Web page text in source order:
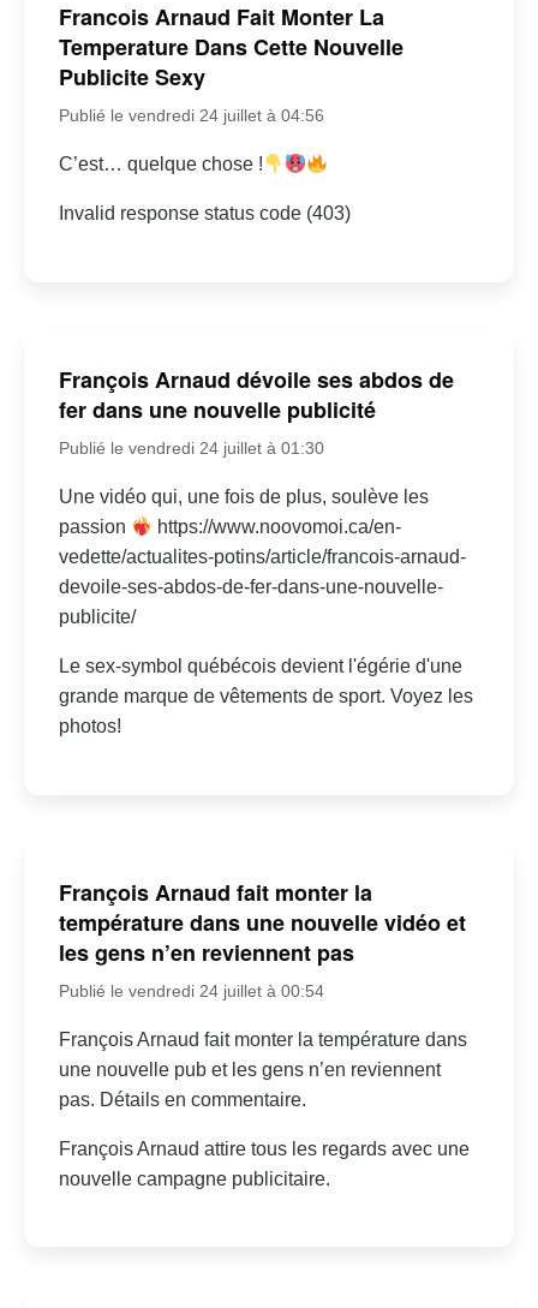
Francois Arnaud Fait Monter La
Temperature Dans Cette Nouvelle
Publicite Sexy
Publié le vendredi 24 juillet à 04:56
C’est… quelque chose !
Invalid response status code (403)
François Arnaud dévoile ses abdos de
fer dans une nouvelle publicité
Publié le vendredi 24 juillet à 01:30
Une vidéo qui, une fois de plus, soulève les
passion
https://www.noovomoi.ca/en-
vedette/actualites-potins/article/francois-arnaud-
devoile-ses-abdos-de-fer-dans-une-nouvelle-
publicite/
Le sex-symbol québécois devient l'égérie d'une
grande marque de vêtements de sport. Voyez les
photos!
François Arnaud fait monter la
température dans une nouvelle vidéo et
les gens n’en reviennent pas
Publié le vendredi 24 juillet à 00:54
François Arnaud fait monter la température dans
une nouvelle pub et les gens n’en reviennent
pas. Détails en commentaire.
François Arnaud attire tous les regards avec une
nouvelle campagne publicitaire.